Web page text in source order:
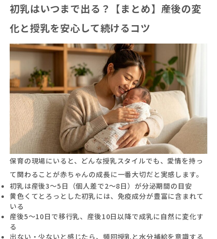
初乳はいつまで出る？【まとめ】産後の変
化と授乳を安心して続けるコツ
保育の現場にいると、どんな授乳スタイルでも、愛情を持っ
て関わることが赤ちゃんの成長に一番大切だと実感します。
初乳は産後3〜5日（個人差で2〜8日）が分泌期間の目安
黄色くてとろっとした初乳には、免疫成分が豊富に含まれて
いる
産後5〜10日で移行乳、産後10日以降で成乳に自然に変化す
る
出ない・少ないと感じたら、頻回授乳と水分補給を意識する